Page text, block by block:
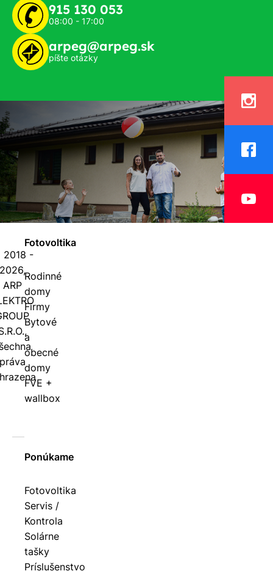
915 130 053
08:00 - 17:00
arpeg@arpeg.sk
píšte otázky
Fotovoltika
Rodinné
domy
Firmy
Bytové
a
obecné
domy
FVE +
wallbox
Ponúkame
Fotovoltika
Servis /
Kontrola
Solárne
tašky
Príslušenstvo
-
ARP